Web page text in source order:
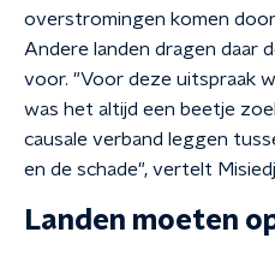
overstromingen komen
Andere landen dragen daar
voor. "Voor deze uitspraak
was het altijd een beetje
causale verband leggen
en de schade", vertelt
Landen moeten